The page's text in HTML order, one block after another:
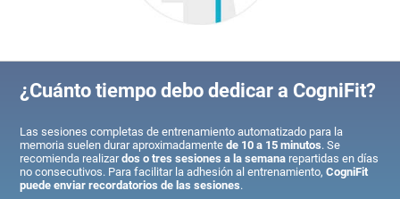
¿Cuánto tiempo debo dedicar a CogniFit?
Las sesiones completas de entrenamiento automatizado para la
memoria suelen durar aproximadamentede 10 a 15 minutos. Se
recomienda realizardos o tres sesiones a la semana repartidas en días
no consecutivos. Para facilitar la adhesión al entrenamiento,CogniFit
puede enviar recordatorios de las sesiones.